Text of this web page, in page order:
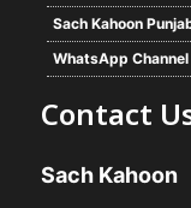
Sach Kahoon
WhatsApp Channel
Contact
Sach Kahoon